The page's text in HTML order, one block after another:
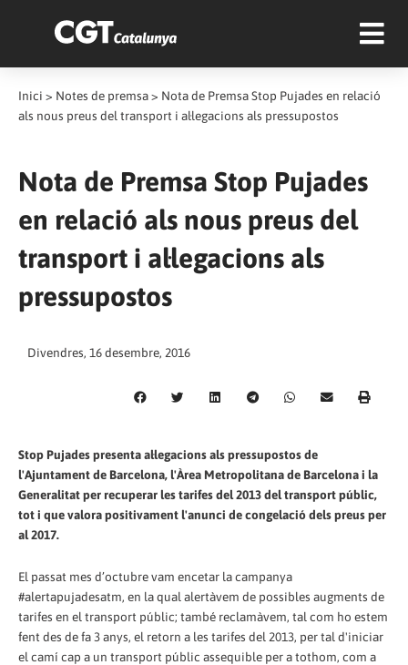
Inici > Notes de premsa> Nota de Premsa Stop Pujades en relació
als nous preus del transport i al·legacions als pressupostos
Nota de Premsa Stop Pujades
en relació als nous preus del
transport i al·legacions als
pressupostos
Divendres, 16 desembre, 2016
Stop Pujades presenta al·legacions als pressupostos de
l'Ajuntament de Barcelona, l'Àrea Metropolitana de Barcelona i la
Generalitat per recuperar les tarifes del 2013 del transport públic,
tot i que valora positivament l'anunci de congelació dels preus per
al 2017.
El passat mes d’octubre vam encetar la campanya
#alertapujadesatm, en la qual alertàvem de possibles augments de
tarifes en el transport públic; també reclamàvem, tal com ho estem
fent des de fa 3 anys, el retorn a les tarifes del 2013, per tal d'iniciar
el camí cap a un transport públic assequible per a tothom, com a